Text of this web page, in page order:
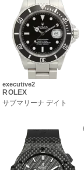
executive2
ROLEX
サブマリーナ デイト